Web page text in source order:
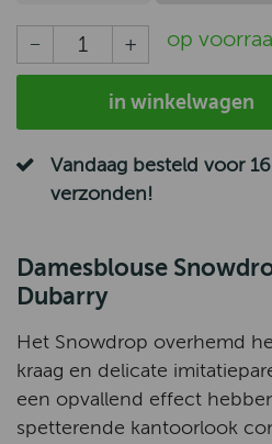
op
in winkelwagen
Vandaag besteld voor
verzonden!
Damesblouse
Dubarry
Het Snowdrop overhemd
kraag en delicate
een opvallend effect
spetterende kantoorlook